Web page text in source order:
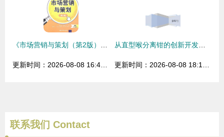
联系我们 Contact